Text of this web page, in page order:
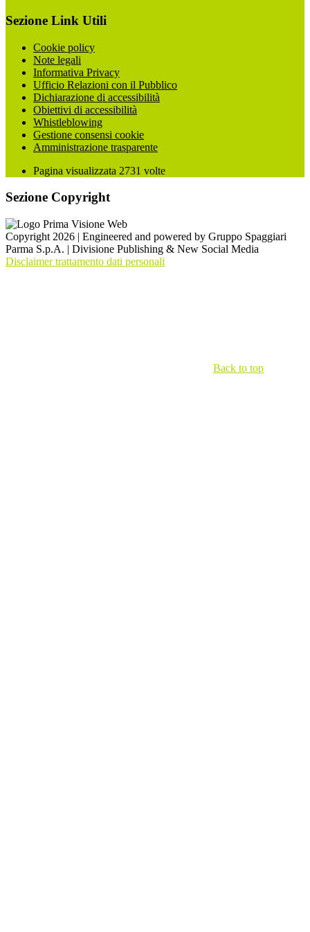
Sezione Link Utili
Cookie policy
Note legali
Informativa Privacy
Ufficio Relazioni con il Pubblico
Dichiarazione di accessibilità
Obiettivi di accessibilità
Whistleblowing
Gestione consensi cookie
Amministrazione trasparente
Pagina visualizzata 2731 volte
Sezione Copyright
Copyright 2026 | Engineered and powered by Gruppo Spaggiari
Parma S.p.A. | Divisione Publishing & New Social Media
Disclaimer trattamento dati personali
Back to top